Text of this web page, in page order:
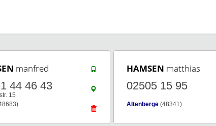
manfred
44 46 43
15
HAMSEN matthias
02505 15 95
Altenberge (48341)